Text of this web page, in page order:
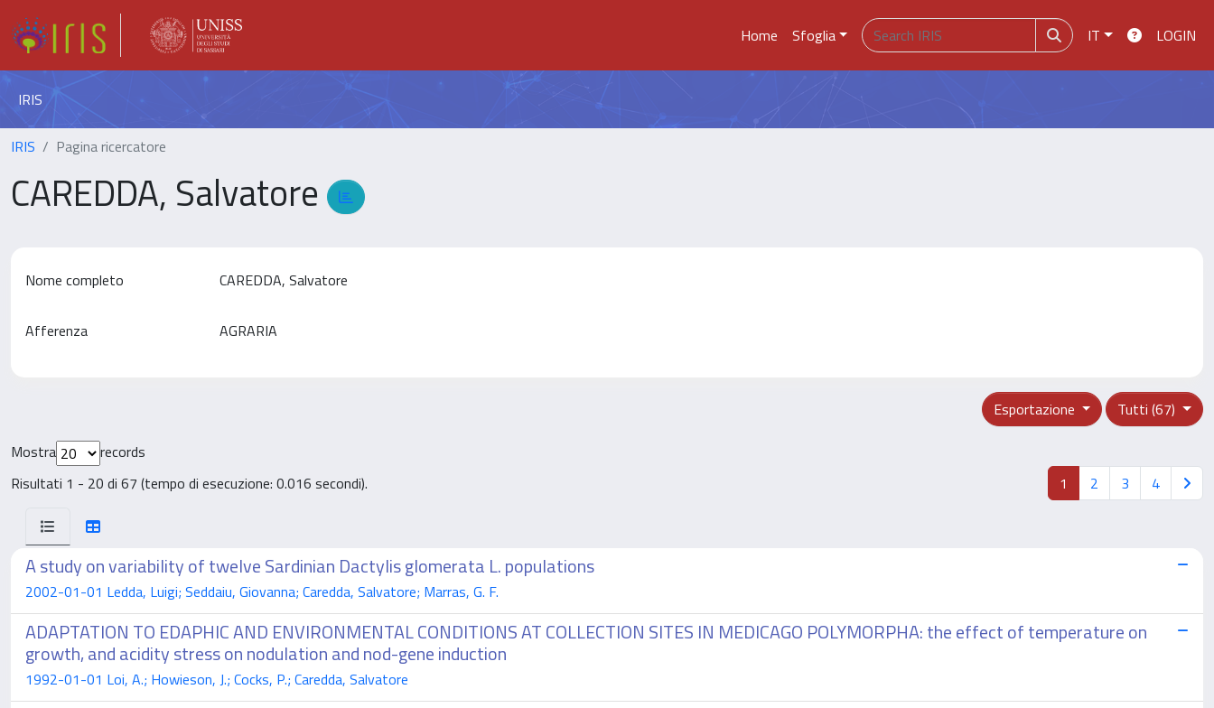
Home Sfoglia IT LOGIN
IRIS
IRIS Pagina ricercatore
CAREDDA, Salvatore
Nome completo CAREDDA, Salvatore
Afferenza AGRARIA
Tutti (67)
Esportazione
Mostra
records
Risultati 1 - 20 di 67 (tempo di esecuzione: 0.016 secondi).
1 2 3 4
A study on variability of twelve Sardinian Dactylis glomerata L. populations
2002-01-01 Ledda, Luigi; Seddaiu, Giovanna; Caredda, Salvatore; Marras, G. F.
ADAPTATION TO EDAPHIC AND ENVIRONMENTAL CONDITIONS AT COLLECTION SITES IN MEDICAGO POLYMORPHA: the effect of temperature on
growth, and acidity stress on nodulation and nod-gene induction
1992-01-01 Loi, A.; Howieson, J.; Cocks, P.; Caredda, Salvatore